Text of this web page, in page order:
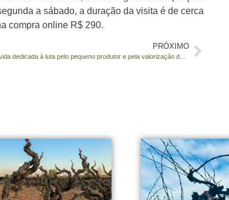
a sábado, a duração da visita é de cerca
compra online R$ 290.
PRÓXIMO